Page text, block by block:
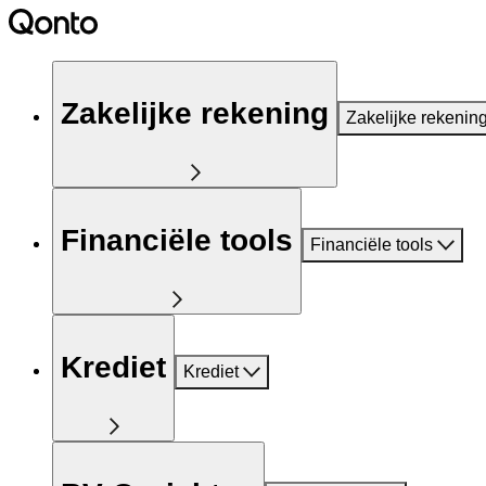
Zakelijke rekening Zakelijke
Financiële tools Financiële tools
Krediet Krediet